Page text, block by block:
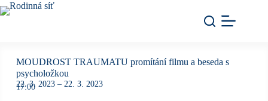
MOUDROST TRAUMATU promítání filmu a beseda s
psycholožkou
22. 3. 2023 – 22. 3. 2023
17:00